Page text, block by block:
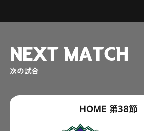
NEXT MATCH
次の試合
HOME 第38節